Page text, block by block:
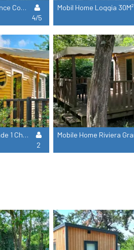
Mobil Home Provence Confort
4/5
Mobil Home Loggia 30M²
Mobil Home Lavande 1 Chambre
2